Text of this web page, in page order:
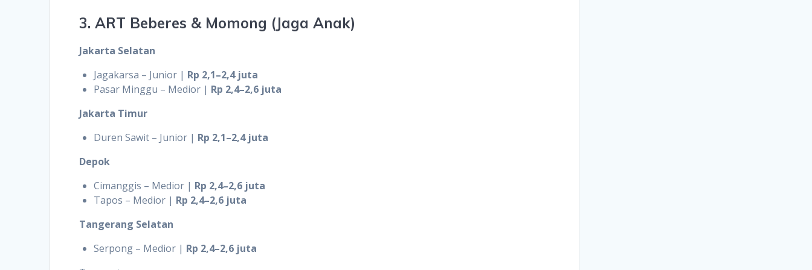
3. ART Beberes & Momong (Jaga Anak)
Jakarta Selatan
Jagakarsa – Junior | Rp 2,1–2,4 juta
Pasar Minggu – Medior | Rp 2,4–2,6 juta
Jakarta Timur
Duren Sawit – Junior | Rp 2,1–2,4 juta
Depok
Cimanggis – Medior | Rp 2,4–2,6 juta
Tapos – Medior | Rp 2,4–2,6 juta
Tangerang Selatan
Serpong – Medior | Rp 2,4–2,6 juta